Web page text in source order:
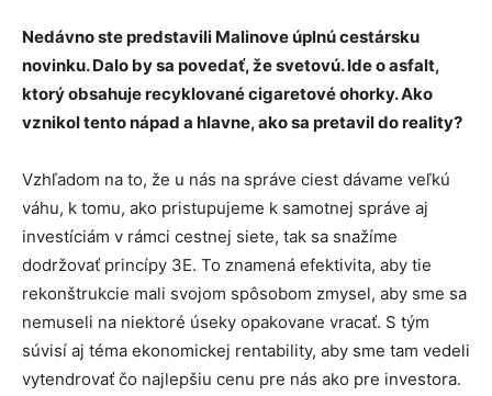
Nedávno ste predstavili Malinove úplnú cestársku
novinku. Dalo by sa povedať, že svetovú. Ide o asfalt,
ktorý obsahuje recyklované cigaretové ohorky. Ako
vznikol tento nápad a hlavne, ako sa pretavil do reality?
Vzhľadom na to, že u nás na správe ciest dávame veľkú
váhu, k tomu, ako pristupujeme k samotnej správe aj
investíciám v rámci cestnej siete, tak sa snažíme
dodržovať princípy 3E. To znamená efektivita, aby tie
rekonštrukcie mali svojom spôsobom zmysel, aby sme sa
nemuseli na niektoré úseky opakovane vracať. S tým
súvisí aj téma ekonomickej rentability, aby sme tam vedeli
vytendrovať čo najlepšiu cenu pre nás ako pre investora.